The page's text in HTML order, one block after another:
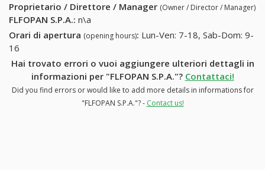
Proprietario / Direttore / Manager (Owner / Director / Manager)
FLFOPAN S.P.A.: n\a
Orari di apertura (opening hours): Lun-Ven: 7-18, Sab-Dom: 9-
16
Hai trovato errori o vuoi aggiungere ulteriori dettagli in
informazioni per "FLFOPAN S.P.A."? Contattaci!
Did you find errors or would like to add more details in informations for
"FLFOPAN S.P.A."? - Contact us!